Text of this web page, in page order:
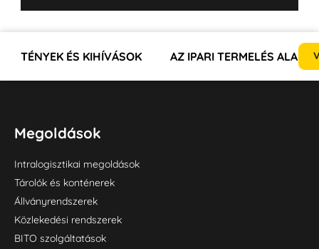
TÉNYEK ÉS KIHÍVÁSOK AZ IPARI TERMELÉS
Megoldások
Intralogisztikai megoldások
Tárolók és konténerek
Állványrendszerek
Közlekedési rendszerek
BITO szolgáltatások